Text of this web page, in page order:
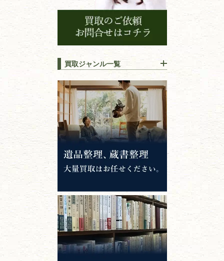
買取ジャンル一覧
江戸時代の書物
唐本・漢籍・
中国書物・朝鮮本
錦絵・浮世絵・版画・刷り物
専門書・ 学術書
哲学書・思想書
心理学・倫理学
仏教書
神道・神社仏閣